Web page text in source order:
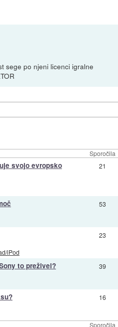
sege po njeni licenci igralne
Sporočila
Sporočila
svojo evropsko 21
53
iPod
23
to preživel? 39
16